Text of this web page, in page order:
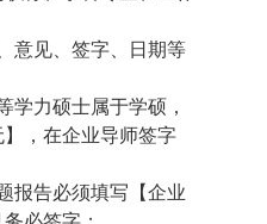
意见、签字、日期等
学力硕士属于学硕，
，在企业导师签字
报告必须填写【企业